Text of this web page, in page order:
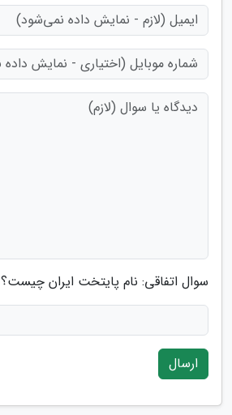
سوال اتفاقی: نام پایتخت ایران چیست؟
ارسال